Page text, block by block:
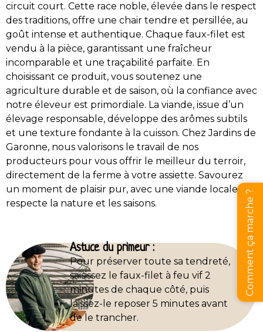
circuit court. Cette race noble, élevée dans le respect
des traditions, offre une chair tendre et persillée, au
goût intense et authentique. Chaque faux-filet est
vendu à la pièce, garantissant une fraîcheur
incomparable et une traçabilité parfaite. En
choisissant ce produit, vous soutenez une
agriculture durable et de saison, où la confiance avec
notre éleveur est primordiale. La viande, issue d’un
élevage responsable, développe des arômes subtils
et une texture fondante à la cuisson. Chez Jardins de
Garonne, nous valorisons le travail de nos
producteurs pour vous offrir le meilleur du terroir,
directement de la ferme à votre assiette. Savourez
un moment de plaisir pur, avec une viande locale qui
respecte la nature et les saisons.
Astuce du primeur :
Pour préserver toute sa tendreté,
saisissez le faux-filet à feu vif 2
minutes de chaque côté, puis
laissez-le reposer 5 minutes avant
de le trancher.
Comment ça marche ?